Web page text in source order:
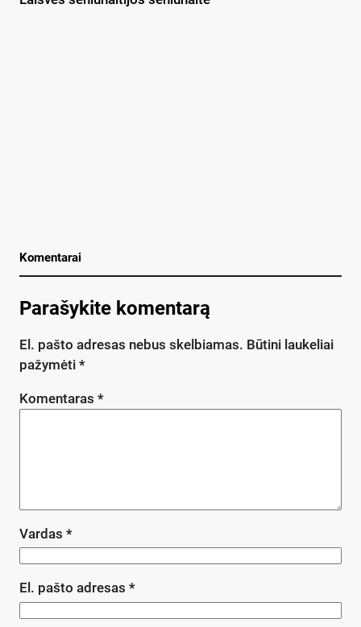
Komentarai
Parašykite komentarą
El. pašto adresas nebus skelbiamas. Būtini laukeliai
pažymėti *
Komentaras *
Vardas *
El. pašto adresas *